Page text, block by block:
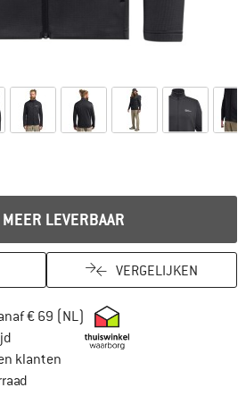
LEVERBAAR
VERGELIJKEN
€ 69 (NL) Vind hier de
Vind de betalingsinformatie hier!
klanten